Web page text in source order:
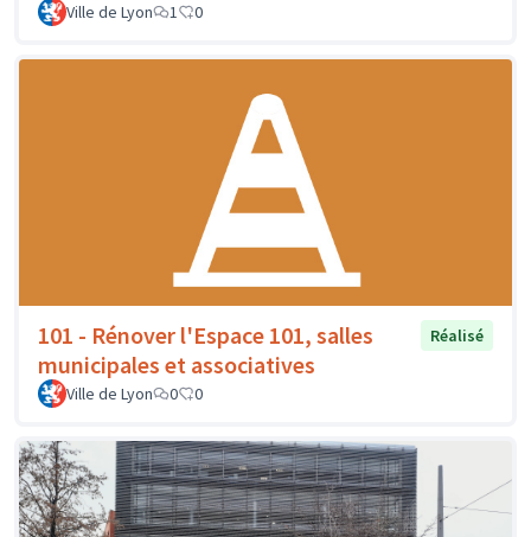
Ville de Lyon 1 0
101 - Rénover l'Espace 101, salles
municipales et associatives
Réalisé
Ville de Lyon 0 0